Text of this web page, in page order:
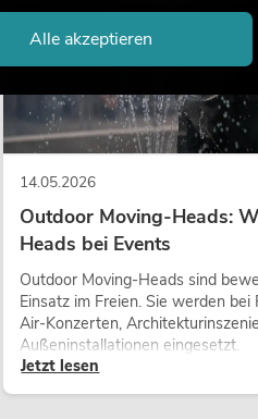
14.05.2026
Outdoor Moving-Heads:
Heads bei Events
Outdoor Moving-Heads sind
Einsatz im Freien. Sie werden
Air-Konzerten,
Außeninstallationen eingesetzt.
Jetzt lesen
Alle akzeptieren